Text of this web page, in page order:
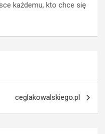
każdemu, kto chce się
ceglakowalskiego.pl